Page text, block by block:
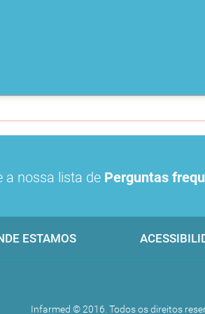
a nossa lista de Perguntas
ESTAMOS
Infarmed © 2016. Todos os direitos